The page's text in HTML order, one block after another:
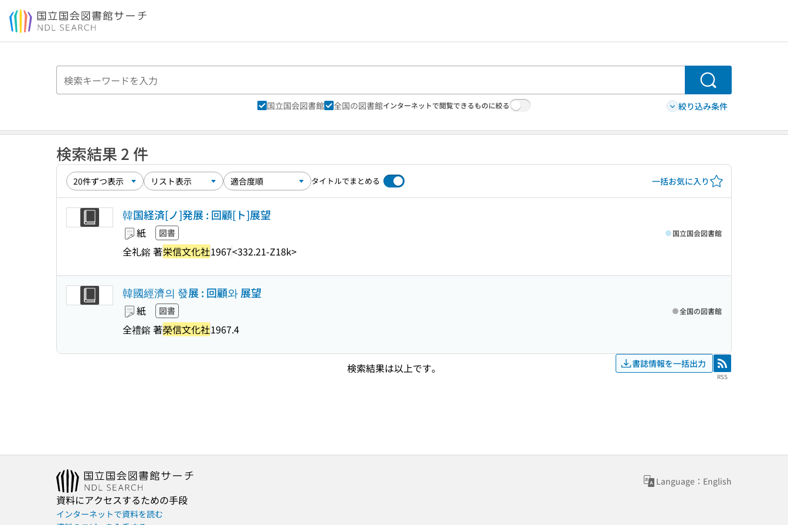
本文へ移動
検索
国立国会図書館 全国の図書館インターネットで閲覧できるものに絞る 絞り込み条件
検索結果 2 件
タイトルでまとめる 一括お気に入り
韓国経済[ノ]発展 : 回顧[ト]展望
紙 図書
全礼鎔 著栄信文化社1967<332.21-Z18k>
国立国会図書館
韓國經濟의 發展 : 回顧와 展望
紙 図書
全禮鎔 著榮信文化社1967.4
全国の図書館
検索結果は以上です。 書誌情報を一括出力 RSS
RSS
Language：English
資料にアクセスするための手段
インターネットで資料を読む